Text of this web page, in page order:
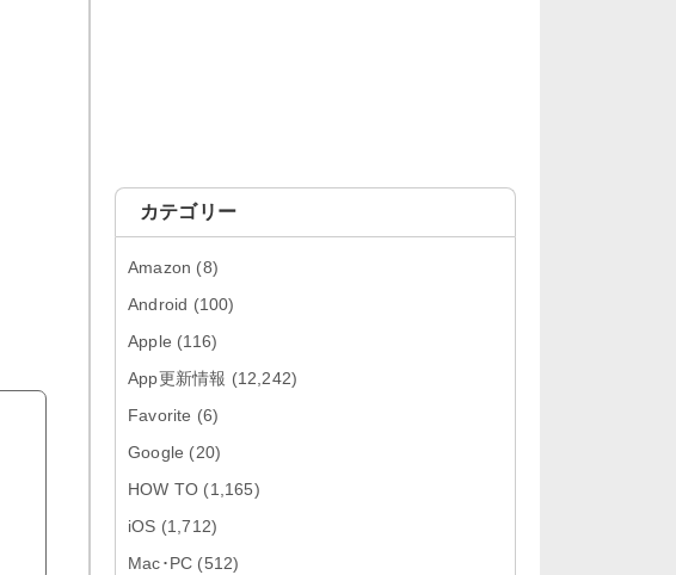
け最新版をリリース。
け最新版をリリ...
iOS向け最...
け最新版をリリー...
「Firefox 高速・プライベートなブ
ラウザー 153.2」iOS向け...
「Google アプリ 432.8」iOS向け
カテゴリー
Amazon (8)
Android (100)
Apple (116)
App更新情報 (12,242)
Favorite (6)
Google (20)
HOW TO (1,165)
iOS (1,712)
Mac･PC (512)